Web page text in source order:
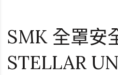
SMK 全罩安
STELLAR